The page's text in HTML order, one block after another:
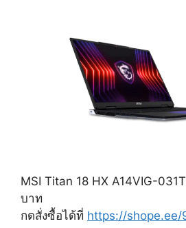
MSI Titan 18 HX A14VIG-
บาท
กดสั่งซื้อได้ที่ https://shope.ee/